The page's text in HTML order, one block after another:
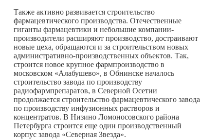
Также активно развивается строительство
фармацевтического производства. Отечественные
гиганты фармацевтики и небольшие компании-
производители расширяют производство, достраивают
новые цеха, обращаются и за строительством новых
административно-производственных объектов. Так,
строится новое крупное фармпроизводство в
московском «Алабушево», в Обнинске началось
строительство завода по производству
радиофармпрепаратов, в Северной Осетии
продолжается строительство фармацевтического завода
по производству инфузионных растворов и
концентратов. В Низино Ломоносовского района
Петербурга строится еще один производственный
корпус завода «Северная Звезда».